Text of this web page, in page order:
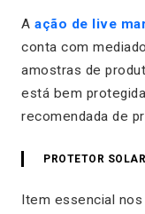
A ação de live
conta com
amostras de
está bem
recomendada de
PROTETOR SOLAR
Item essencial